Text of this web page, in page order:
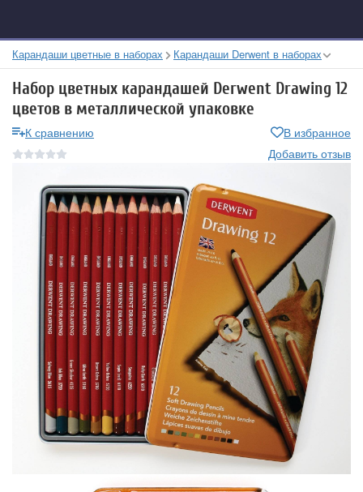
Карандаши цветные в наборах Карандаши Derwent в наборах
Набор цветных карандашей Derwent Drawing 12
цветов в металлической упаковке
К сравнению
В избранное
Добавить отзыв